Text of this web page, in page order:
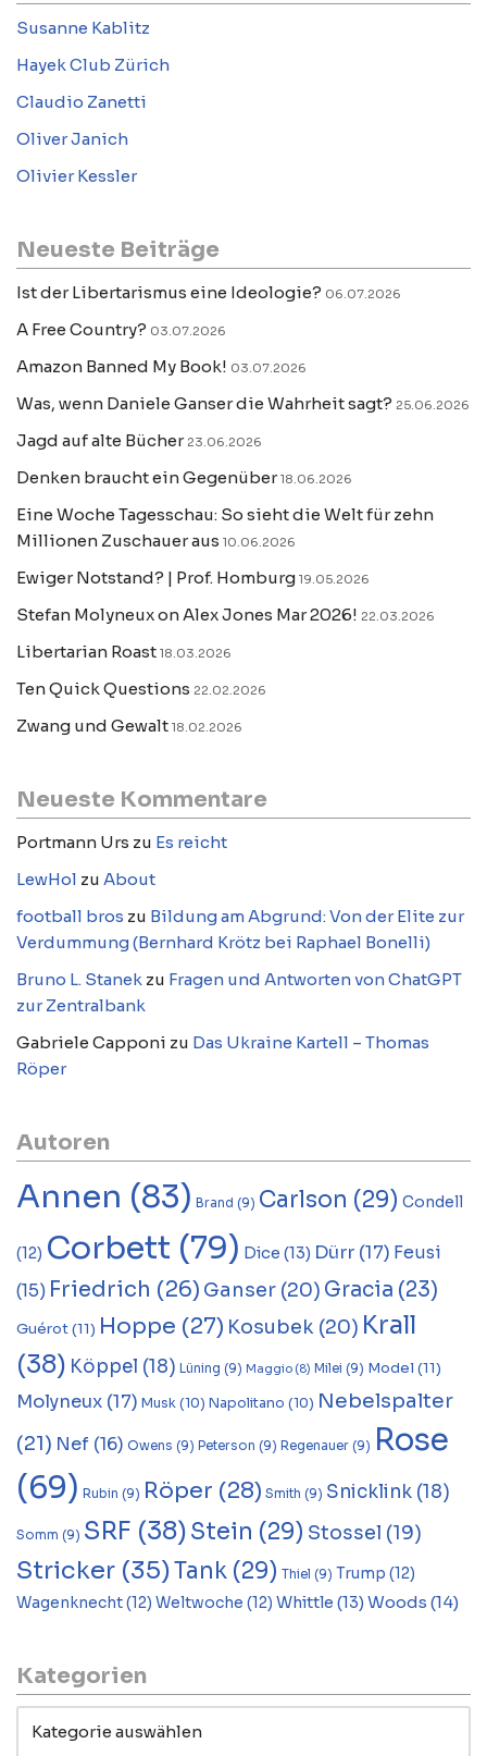
Susanne Kablitz
Hayek Club Zürich
Claudio Zanetti
Oliver Janich
Olivier Kessler
Neueste Beiträge
Ist der Libertarismus eine Ideologie? 06.07.2026
A Free Country? 03.07.2026
Amazon Banned My Book! 03.07.2026
Was, wenn Daniele Ganser die Wahrheit sagt? 25.06.2026
Jagd auf alte Bücher 23.06.2026
Denken braucht ein Gegenüber 18.06.2026
Eine Woche Tagesschau: So sieht die Welt für zehn
Millionen Zuschauer aus 10.06.2026
Ewiger Notstand? | Prof. Homburg 19.05.2026
Stefan Molyneux on Alex Jones Mar 2026! 22.03.2026
Libertarian Roast 18.03.2026
Ten Quick Questions 22.02.2026
Zwang und Gewalt 18.02.2026
Neueste Kommentare
Portmann Urs zu Es reicht
LewHol zu About
football bros zu Bildung am Abgrund: Von der Elite zur
Verdummung (Bernhard Krötz bei Raphael Bonelli)
Bruno L. Stanek zu Fragen und Antworten von ChatGPT
zur Zentralbank
Gabriele Capponi zu Das Ukraine Kartell – Thomas
Röper
Autoren
Annen (83) Brand (9) Carlson (29) Condell
(12) Corbett (79) Dice (13) Dürr (17) Feusi
(15) Friedrich (26) Ganser (20) Gracia (23)
Guérot(11) Hoppe (27) Kosubek (20) Krall
(38) Köppel (18) Lüning (9) Maggio (8) Milei (9) Model (11)
Molyneux (17) Musk(10) Napolitano (10) Nebelspalter
(21) Nef (16) Owens (9) Peterson (9) Regenauer (9) Rose
(69) Rubin (9) Röper (28) Smith (9) Snicklink (18)
Somm (9) SRF (38)Stein (29) Stossel (19)
Stricker (35)Tank (29) Thiel (9) Trump (12)
Wagenknecht(12) Weltwoche (12) Whittle (13) Woods (14)
Kategorien